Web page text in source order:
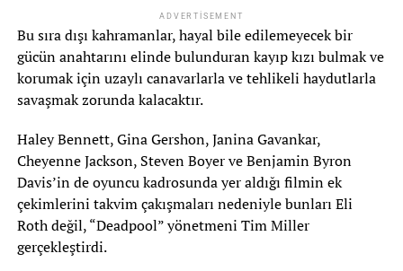
ADVERTISEMENT
Bu sıra dışı kahramanlar, hayal bile edilemeyecek bir
gücün anahtarını elinde bulunduran kayıp kızı bulmak ve
korumak için uzaylı canavarlarla ve tehlikeli haydutlarla
savaşmak zorunda kalacaktır.
Haley Bennett, Gina Gershon, Janina Gavankar,
Cheyenne Jackson, Steven Boyer ve Benjamin Byron
Davis’in de oyuncu kadrosunda yer aldığı filmin ek
çekimlerini takvim çakışmaları nedeniyle bunları Eli
Roth değil, “Deadpool” yönetmeni Tim Miller
gerçekleştirdi.